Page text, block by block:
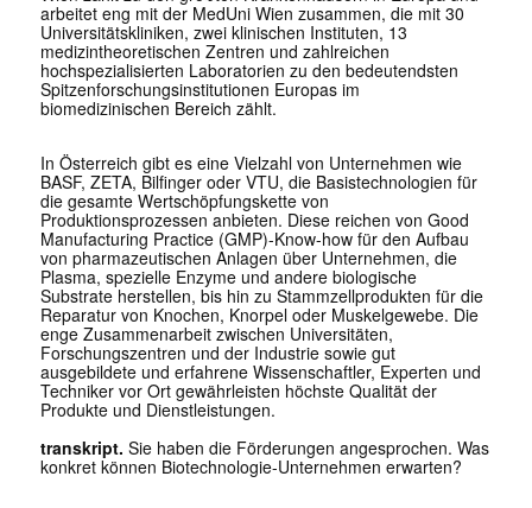
arbeitet eng mit der MedUni Wien zusammen, die mit 30
Universitätskliniken, zwei klinischen Instituten, 13
medizintheoretischen Zentren und zahlreichen
hochspezialisierten Laboratorien zu den bedeutendsten
Spitzenforschungsinstitutionen Europas im
biomedizinischen Bereich zählt.
In Österreich gibt es eine Vielzahl von Unternehmen wie
BASF, ZETA, Bilfinger oder VTU, die Basistechnologien für
die gesamte Wertschöpfungskette von
Produktionsprozessen anbieten. Diese reichen von Good
Manufacturing Practice (GMP)-Know-how für den Aufbau
von pharmazeutischen Anlagen über Unternehmen, die
Plasma, spezielle Enzyme und andere biologische
Substrate herstellen, bis hin zu Stammzellprodukten für die
Reparatur von Knochen, Knorpel oder Muskelgewebe. Die
enge Zusammenarbeit zwischen Universitäten,
Forschungszentren und der Industrie sowie gut
ausgebildete und erfahrene Wissenschaftler, Experten und
Techniker vor Ort gewährleisten höchste Qualität der
Produkte und Dienstleistungen.
transkript. Sie haben die Förderungen angesprochen. Was
konkret können Biotechnologie-Unternehmen erwarten?